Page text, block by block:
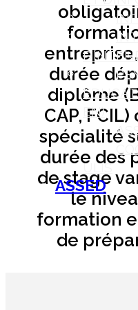
EN)
ULIS
ASSED
durée
diplôme
CAP,
spécialité
durée des
de stage
le
formation
de